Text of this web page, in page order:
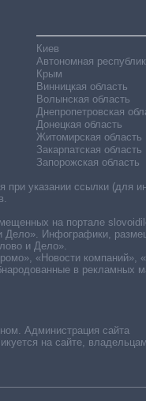
Киев
Автономная
Крым
Винницкая область
Волынская область
Днепропетровская
Донецкая область
Житомирская область
Закарпатская область
Запорожская область
Администрация сайта
на сайте,
указании ссылки (для
на портале
Инфографики,
и Дело».
«Новости компаний»,
в рекламных